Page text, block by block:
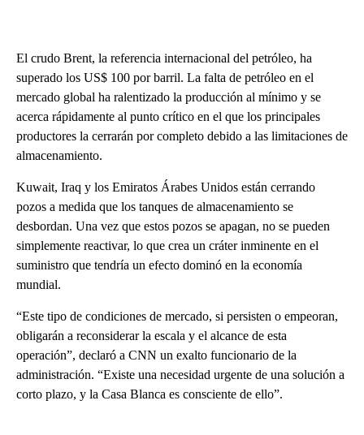
El crudo Brent, la referencia internacional del petróleo, ha
superado los US$ 100 por barril. La falta de petróleo en el
mercado global ha ralentizado la producción al mínimo y se
acerca rápidamente al punto crítico en el que los principales
productores la cerrarán por completo debido a las limitaciones de
almacenamiento.
Kuwait, Iraq y los Emiratos Árabes Unidos están cerrando
pozos a medida que los tanques de almacenamiento se
desbordan. Una vez que estos pozos se apagan, no se pueden
simplemente reactivar, lo que crea un cráter inminente en el
suministro que tendría un efecto dominó en la economía
mundial.
“Este tipo de condiciones de mercado, si persisten o empeoran,
obligarán a reconsiderar la escala y el alcance de esta
operación”, declaró a CNN un exalto funcionario de la
administración. “Existe una necesidad urgente de una solución a
corto plazo, y la Casa Blanca es consciente de ello”.